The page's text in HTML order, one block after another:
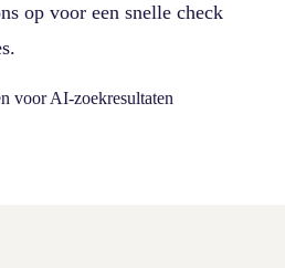
op voor een snelle check